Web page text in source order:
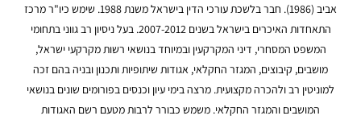
אביב (1986). חבר בלשכת עורכי הדין בישראל משנת 1988. שימש כיו"ר מרכז
התאחדות האיכרים בישראל בשנים 2007-2012. בעל ניסיון רב גווני בתחומי
המשפט המסחרי, דיני המקרקעין ובמיוחד בנושאי רשות מקרקעי ישראל,
מושבים, קיבוצים, המגזר החקלאי, אגודות שיתופיות ותכנון ובניה בהם זכה
למוניטין רב ולהכרה מקצועית. מרצה בימי עיון וכנסים בפורומים שונים בנושאי
המושבים והמגזר החקלאי. משמש כבורר לרבות מטעם רשם האגודות